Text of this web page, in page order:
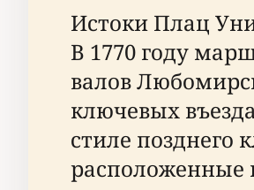
Истоки Плац
В 1770 году
валов
ключевых
стиле позднего